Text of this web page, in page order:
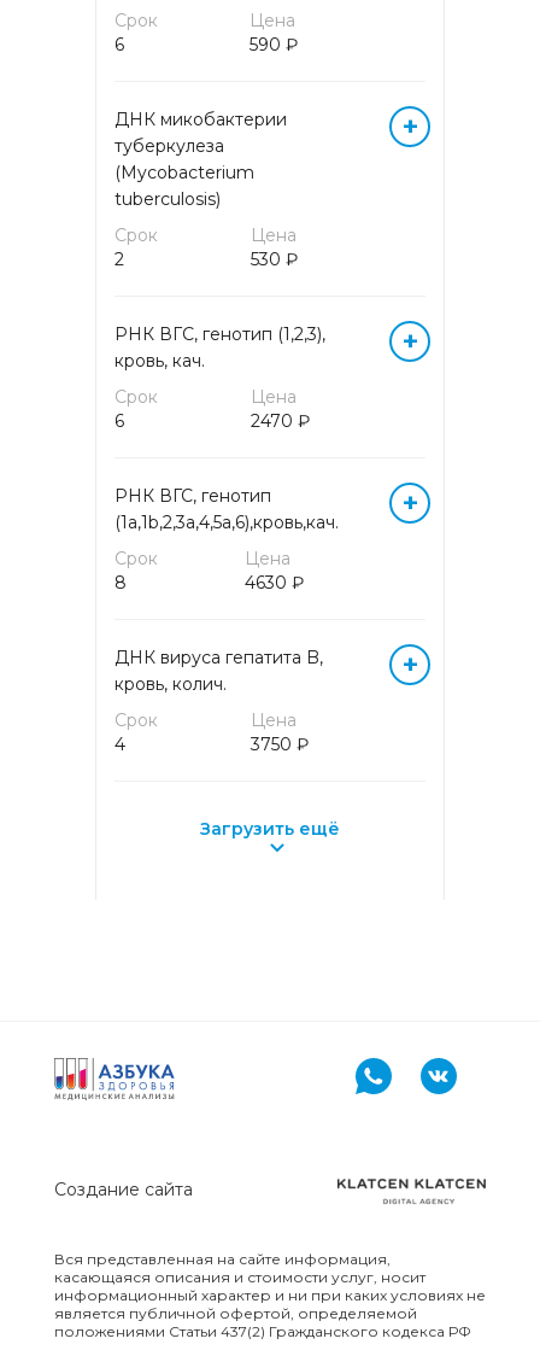
МАРКЕРЫ АУТОИММУННЫХ
МИКРОБИОЛОГИЧЕСКИЕ
ИССЛЕДОВАНИЯ
ДИАГНОСТИКА МЕТОДОМ
МОЛЕКУЛЯРНАЯ (ДНК/РНК)
ДИАГНОСТИКА МЕТОДОМ
ПЦР (кровь)
ОНКОГЕМАТОЛОГИЯ
ОНКОМАРКЕРЫ
ПРОГРАММЫ
ПРЕНАТАЛЬНОГО СКРИНИНГА
СЕРОЛОГИЧЕСКИЕ МАРКЕРЫ
ИНФЕКЦИОННЫХ
СПЕЦИАЛИЗИРОВАННЫЕ
ФЕМОФЛОР
ТОКСИКОЛОГИЧЕСКИЕ
ХИМИКО-
ТОКСИКОЛОГИЧЕСКИЕИССЛЕДОВАНИЯ
Срок
6
Цена
590 ₽
ДНК микобактерии
туберкулеза
(Mycobacterium
tuberculosis)
Срок
2
Цена
530 ₽
+
РНК ВГC, генотип (1,2,3),
кровь, кач.
Срок
6
Цена
2470 ₽
+
РНК ВГС, генотип
(1a,1b,2,3a,4,5a,6),кровь,кач.
Срок
8
Цена
4630 ₽
+
ДНК вируса гепатита B,
кровь, колич.
Срок
4
Цена
3750 ₽
+
Загрузить ещё
Вся представленная на сайте информация,
касающаяся описания и стоимости услуг, носит
информационный характер и ни при каких условиях не
является публичной офертой, определяемой
положениями Статьи 437(2) Гражданского кодекса РФ
Создание сайта